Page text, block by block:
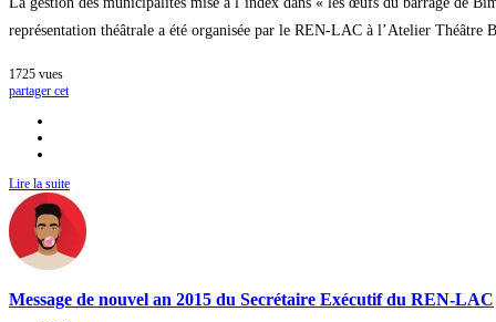
représentation théâtrale a été organisée par le REN-LAC à l’Atelier Théâtre
1725 vues
partager cet
Lire la suite
Message de nouvel an 2015 du Secrétaire Exécutif du REN-LAC